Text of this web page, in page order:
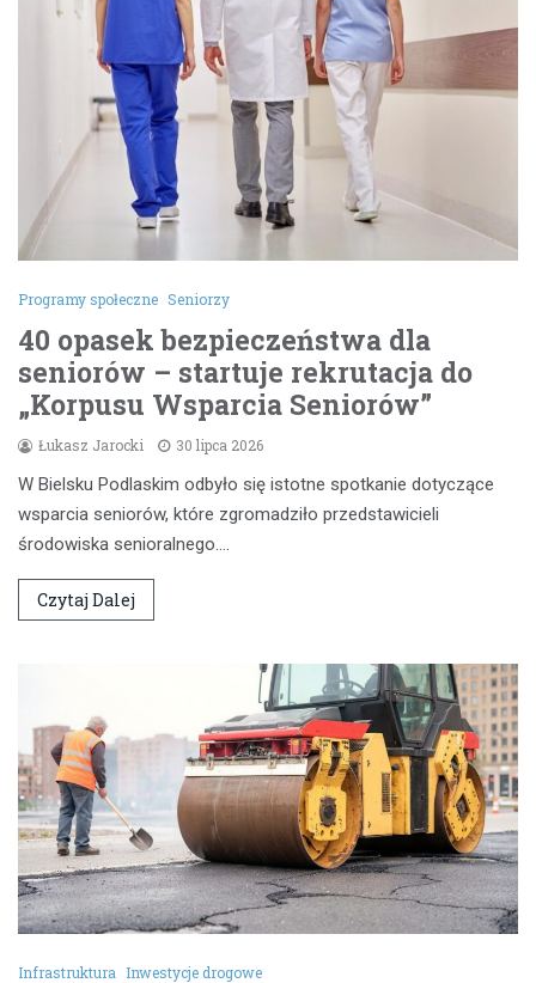
Programy społeczne Seniorzy
40 opasek bezpieczeństwa dla
seniorów – startuje rekrutacja do
„Korpusu Wsparcia Seniorów”
Łukasz Jarocki 30 lipca 2026
W Bielsku Podlaskim odbyło się istotne spotkanie dotyczące
wsparcia seniorów, które zgromadziło przedstawicieli
środowiska senioralnego.…
Czytaj Dalej
Infrastruktura Inwestycje drogowe